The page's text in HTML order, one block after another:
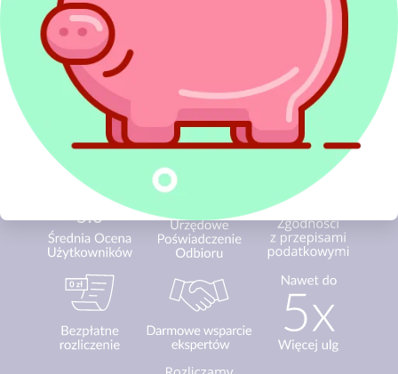
PITax Twoje rozliczenie PIT to wygodny, szybki
i darmowy sposób na Twoje PITy.
Rozlicz PIT Online